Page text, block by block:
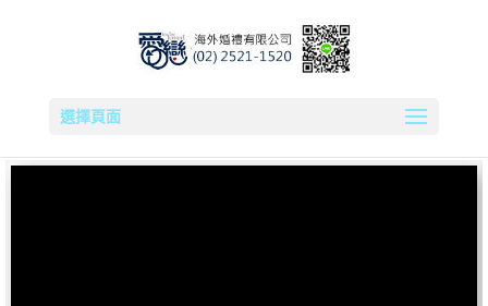
選擇頁面